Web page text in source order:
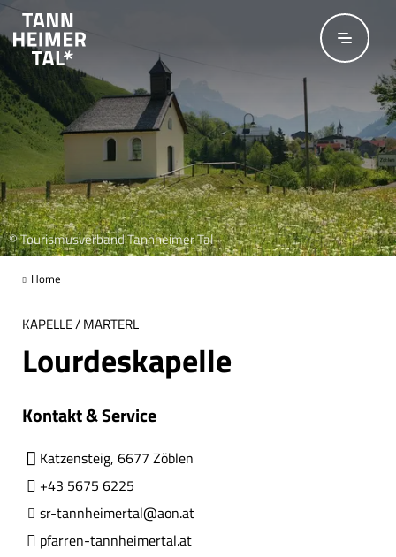
Zum Hauptinhalt springen
© Tourismusverband Tannheimer Tal
Home
KAPELLE / MARTERL
Lourdeskapelle
Kontakt & Service
Katzensteig, 6677 Zöblen
+43 5675 6225
sr-tannheimertal@aon.at
pfarren-tannheimertal.at